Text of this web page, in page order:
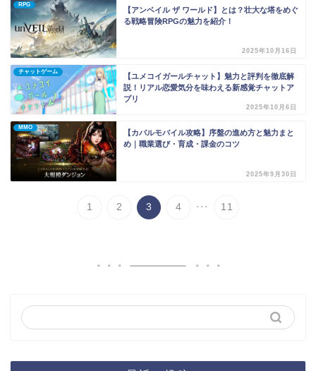
RPG
【アンベイル ザ ワールド】とは？壮大な塔をめぐ
る戦略冒険RPGの魅力を紹介！
2025年10月16日
チャットゲーム
【ユメコイガールチャット】魅力と評判を徹底解
説！リアル恋愛気分を味わえる新感覚チャットア
プリ
2025年10月6日
MMO
【カバルモバイル攻略】序盤の進め方と魅力まと
め｜職業選び・育成・課金のコツ
2025年9月30日
1 2 3 4 ... 11